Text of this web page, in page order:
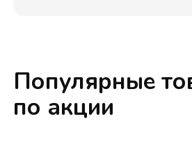
Популярные
по акции